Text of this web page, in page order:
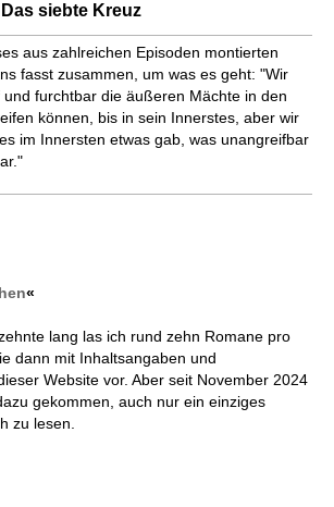
siebte Kreuz
aus zahlreichen Episoden montierten
fasst zusammen, um was es geht: "Wir
furchtbar die äußeren Mächte in den
können, bis in sein Innerstes, aber wir
im Innersten etwas gab, was unangreifbar
«
lang las ich rund zehn Romane pro
dann mit Inhaltsangaben und
Website vor. Aber seit November 2024
gekommen, auch nur ein einziges
zu lesen.